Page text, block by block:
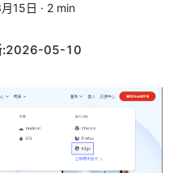
15日 · 2 min
2026-05-10